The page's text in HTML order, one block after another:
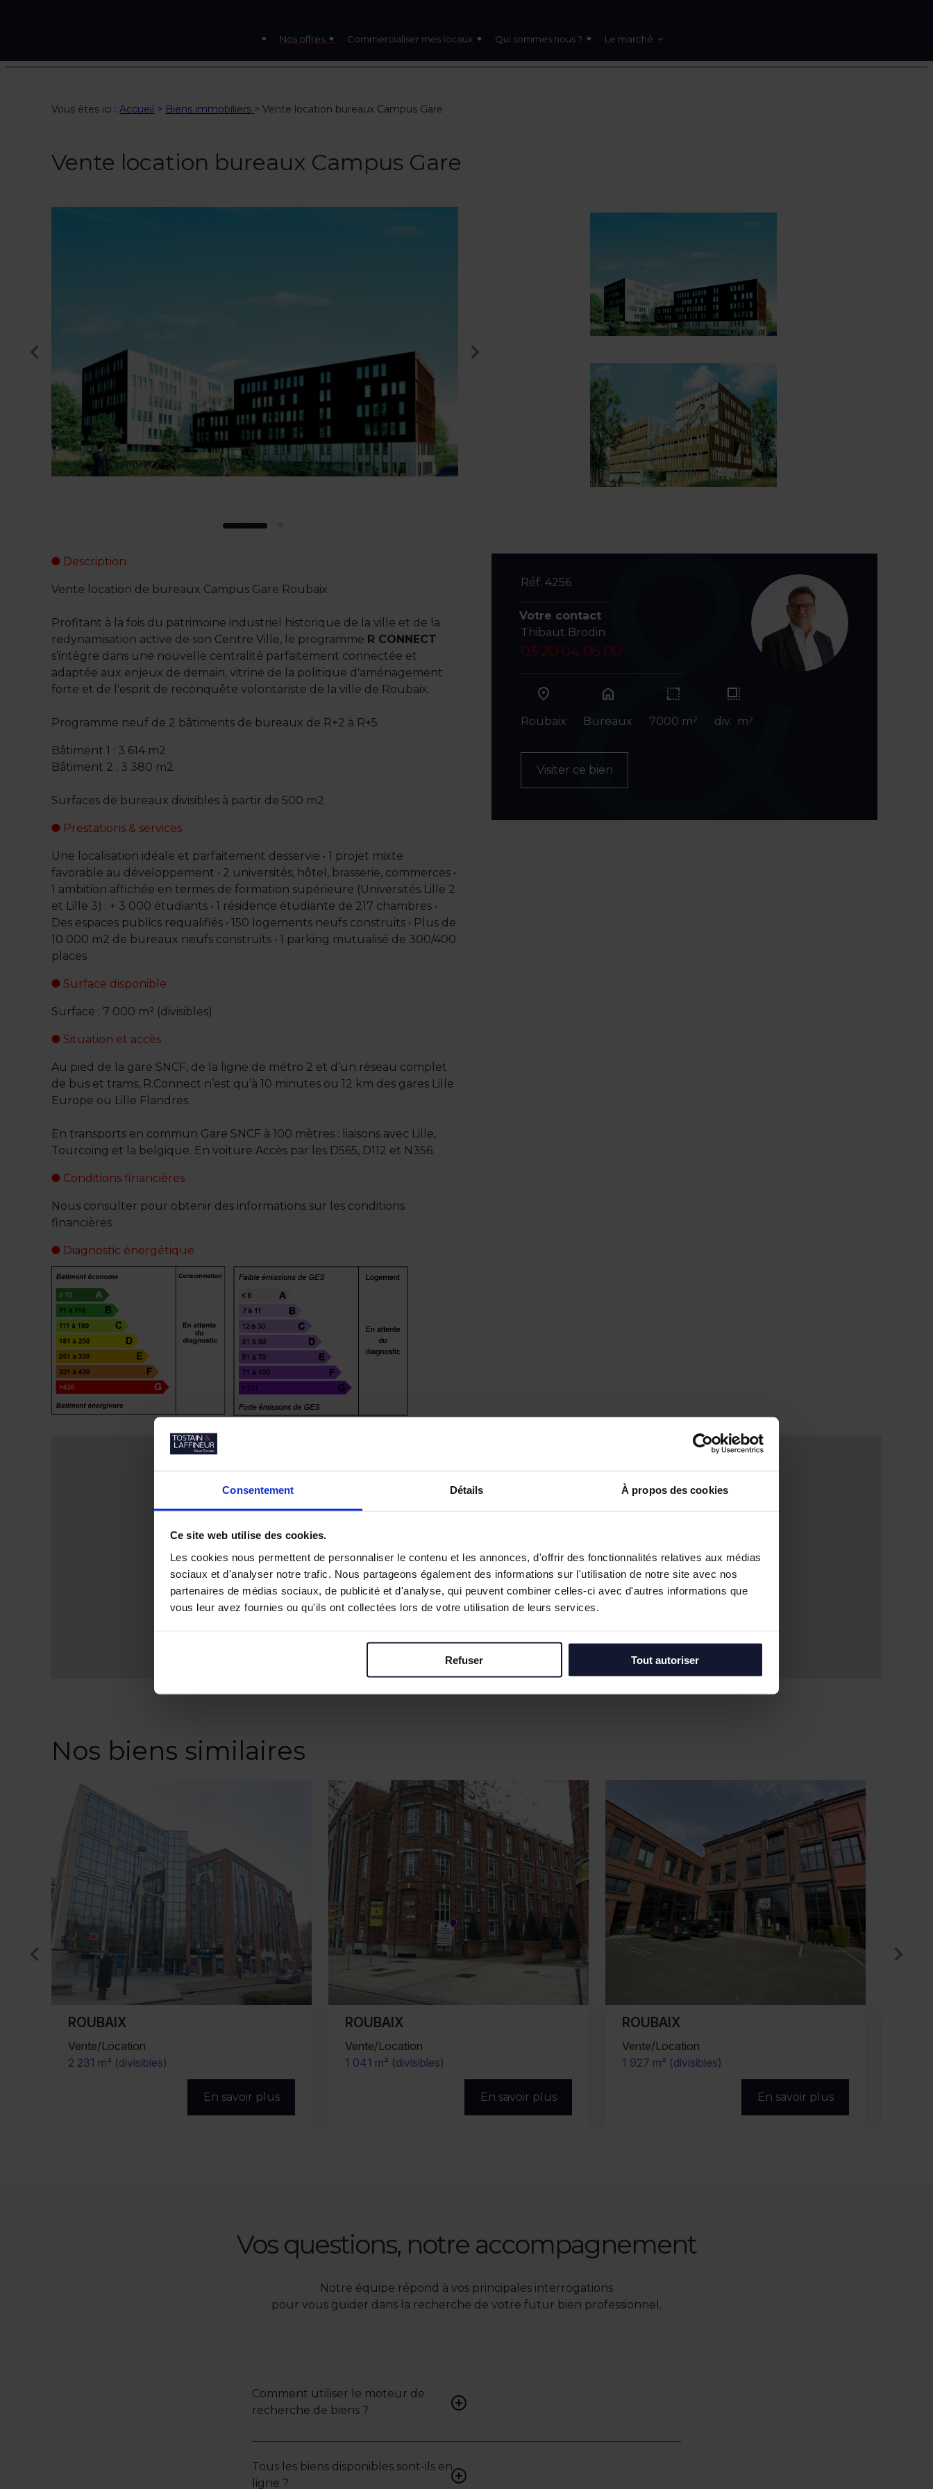
Consentement Détails À propos des cookies
Ce site web utilise des cookies.
Les cookies nous permettent de personnaliser le contenu et les annonces, d'offrir des fonctionnalités relatives aux médias
sociaux et d'analyser notre trafic. Nous partageons également des informations sur l'utilisation de notre site avec nos
partenaires de médias sociaux, de publicité et d'analyse, qui peuvent combiner celles-ci avec d'autres informations que
vous leur avez fournies ou qu'ils ont collectées lors de votre utilisation de leurs services.
Refuser Tout autoriser
Nos offres Commercialiser mes locaux Qui sommes nous ? Le marché
Vous êtes ici :Accueil > Biens immobiliers >Vente location bureaux Campus Gare
Vente location bureaux Campus Gare
Description
Vente location de bureaux Campus Gare Roubaix
Profitant à la fois du patrimoine industriel historique de la ville et de la
redynamisation active de son Centre Ville, le programme R CONNECT
s’intègre dans une nouvelle centralité parfaitement connectée et
adaptée aux enjeux de demain, vitrine de la politique d'aménagement
forte et de l'esprit de reconquête volontariste de la ville de Roubaix.
Programme neuf de 2 bâtiments de bureaux de R+2 à R+5.
Bâtiment 1 : 3 614 m2
Bâtiment 2 : 3 380 m2
Surfaces de bureaux divisibles à partir de 500 m2
Prestations & services
Une localisation idéale et parfaitement desservie • 1 projet mixte
favorable au développement • 2 universités, hôtel, brasserie, commerces •
1 ambition affichée en termes de formation supérieure (Universités Lille 2
et Lille 3) : + 3 000 étudiants • 1 résidence étudiante de 217 chambres •
Des espaces publics requalifiés • 150 logements neufs construits • Plus de
10 000 m2 de bureaux neufs construits • 1 parking mutualisé de 300/400
places
Surface disponible
Surface : 7 000 m² (divisibles)
Situation et accès
Au pied de la gare SNCF, de la ligne de métro 2 et d’un réseau complet
de bus et trams, R.Connect n’est qu’à 10 minutes ou 12 km des gares Lille
Europe ou Lille Flandres.
En transports en commun Gare SNCF à 100 mètres : liaisons avec Lille,
Tourcoing et la belgique. En voiture Accès par les D565, D112 et N356.
Conditions financières
Nous consulter pour obtenir des informations sur les conditions
financières
Diagnostic énergétique
Réf: 4256
Votre contact
Thibaut Brodin
03 20 04 06 00
Roubaix
home
Bureaux 7000 m² div. m²
Visiter ce bien
Nos biens similaires
ROUBAIX
Vente/Location
1 041 m² (divisibles)
En savoir plus
ROUBAIX
Vente/Location
1 927 m² (divisibles)
En savoir plus
ROUBAIX
Vente/Location
1 156 m² (divisibles)
En savoir plus
Vos questions, notre accompagnement
Notre équipe répond à vos principales interrogations
pour vous guider dans la recherche de votre futur bien professionnel.
Comment utiliser le moteur de
recherche de biens ?
Renseignez vos critères (type de bien,
une liste de biens ciblés.
Tous les biens disponibles sont-ils en
ligne ?
Non. Certains biens sont proposés en